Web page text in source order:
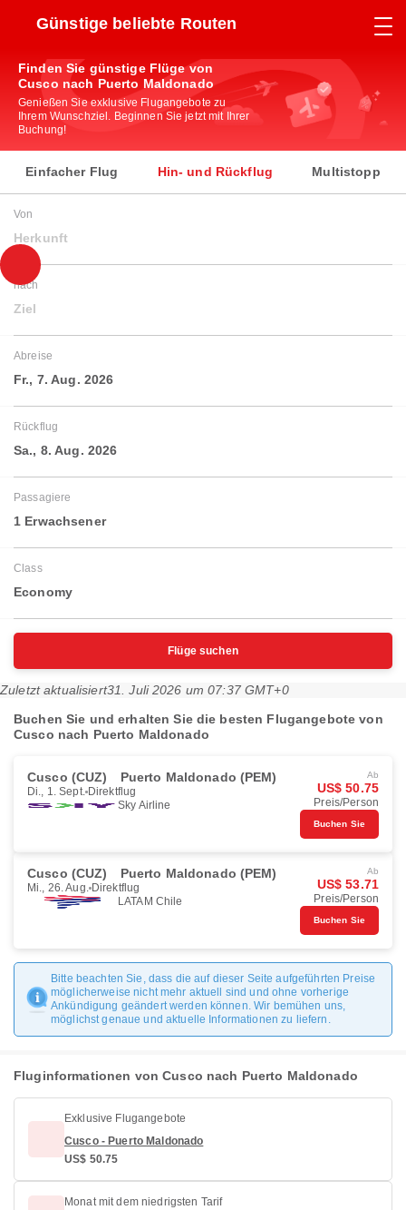
Günstige beliebte Routen
Finden Sie günstige Flüge von
Cusco nach Puerto Maldonado
Genießen Sie exklusive Flugangebote zu
Ihrem Wunschziel. Beginnen Sie jetzt mit Ihrer
Buchung!
Einfacher Flug Hin- und Rückflug Multistopp
Von
Herkunft
nach
Ziel
Abreise
Fr., 7. Aug. 2026
Rückflug
Sa., 8. Aug. 2026
Passagiere
1 Erwachsener
Class
Economy
Flüge suchen
Zuletzt aktualisiert31. Juli 2026 um 07:37 GMT+0
Buchen Sie und erhalten Sie die besten Flugangebote von
Cusco nach Puerto Maldonado
Cusco (CUZ) Puerto Maldonado (PEM)
Di., 1. Sept. Direktflug
Sky Airline
Ab
US$ 50.75
Preis/Person
Buchen Sie
Cusco (CUZ) Puerto Maldonado (PEM)
Mi., 26. Aug. Direktflug
LATAM Chile
Ab
US$ 53.71
Preis/Person
Buchen Sie
Bitte beachten Sie, dass die auf dieser Seite aufgeführten Preise
möglicherweise nicht mehr aktuell sind und ohne vorherige
Ankündigung geändert werden können. Wir bemühen uns,
möglichst genaue und aktuelle Informationen zu liefern.
Fluginformationen von Cusco nach Puerto Maldonado
Exklusive Flugangebote
Cusco - Puerto Maldonado
US$ 50.75
Monat mit dem niedrigsten Tarif